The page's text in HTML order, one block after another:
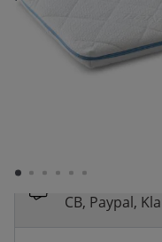
En stock
Paiement
CB, Paypal,